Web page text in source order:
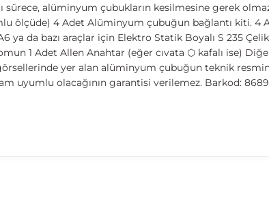
sürece, alüminyum çubukların kesilmesine gerek
ölçüde) 4 Adet Alüminyum çubuğun bağlantı kiti. 4
ya da bazı araçlar için Elektro Statik Boyalı S 235
1 Adet Allen Anahtar (eğer cıvata ⬡ kafalı ise)
yer alan alüminyum çubuğun teknik
uyumlu olacağının garantisi verilemez. Barkod: